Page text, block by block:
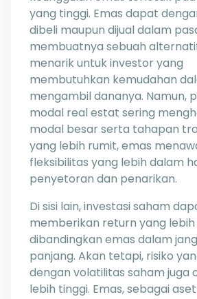
yang tinggi. Emas dapat
dibeli maupun dijual dalam
membuatnya sebuah
menarik untuk investor yang
membutuhkan kemudahan
mengambil dananya. Namun,
modal real estat sering
modal besar serta tahapan
yang lebih rumit, emas
fleksibilitas yang lebih dalam
penyetoran dan penarikan.
Di sisi lain, investasi saham
memberikan return yang lebih
dibandingkan emas dalam
panjang. Akan tetapi, risiko
dengan volatilitas saham juga
lebih tinggi. Emas, sebagai aset